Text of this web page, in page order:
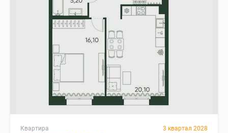
Квартира 3 квартал 2028